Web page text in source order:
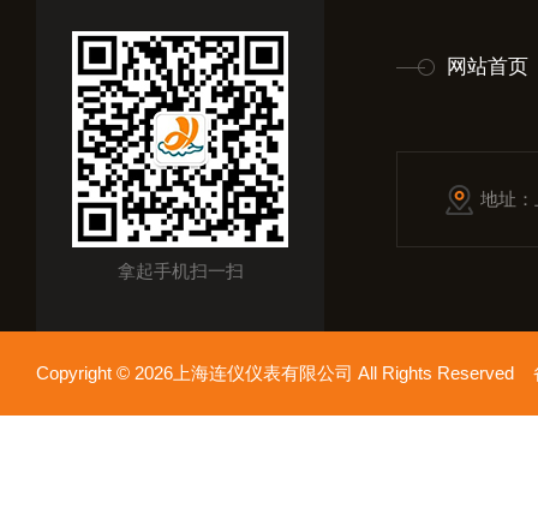
拿起手机扫一扫
网站首页
地址
Copyright © 2026上海连仪仪表有限公司 All Rights Reserved